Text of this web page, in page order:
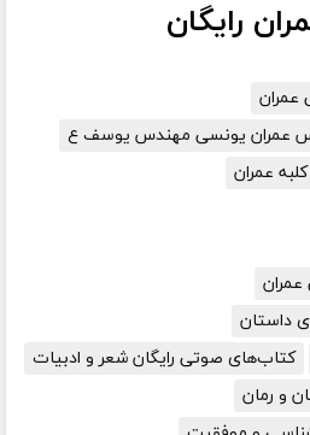
رایگان
عمران
عمران یونسی مهندس یوسف ع
عمران
داستان
کتاب‌های صوتی رایگان شعر و ادبیات
و رمان